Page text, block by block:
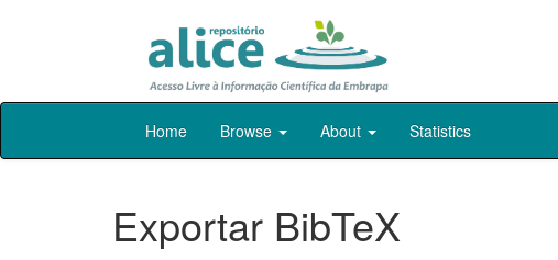
Skip
Home Browse About Statistics
Exportar BibTeX